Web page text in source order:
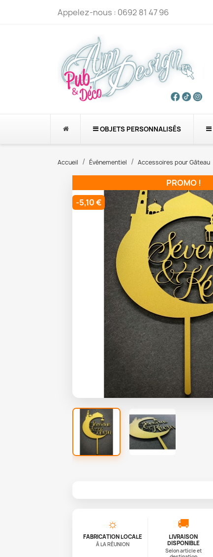
Appelez-nous : 0692 81 47 96
OBJETS PERSONNALISÉS
Accueil Événementiel Accessoires pour Gâteau
PROMO !
-5,10 €
☼
FABRICATION LOCALE
À LA RÉUNION
🚚
LIVRAISON
DISPONIBLE
Selon article et